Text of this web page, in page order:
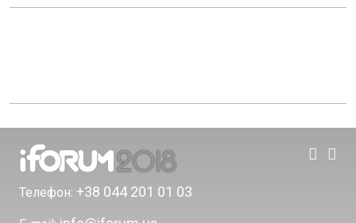
Телефон: +38 044 201 01 03